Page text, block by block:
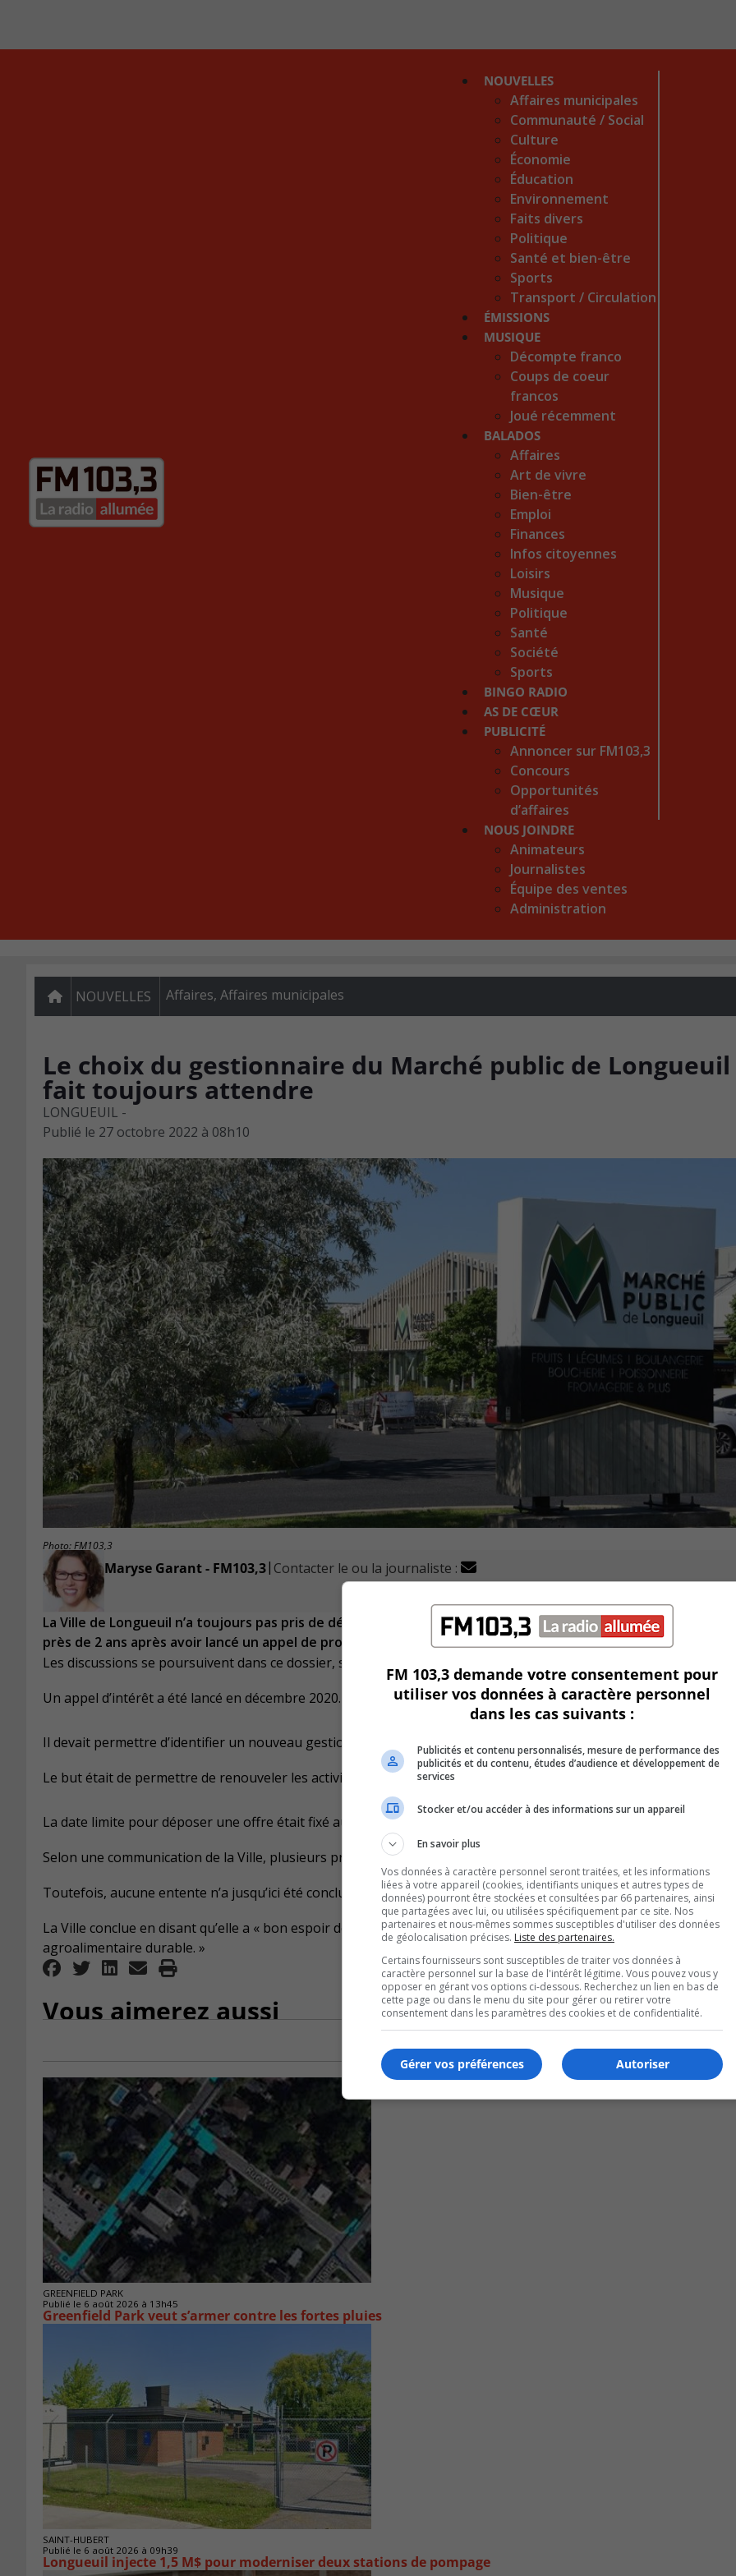
NOUVELLES
Affaires municipales
Communauté / Social
Culture
Économie
Éducation
Environnement
Faits divers
Politique
Santé et bien-être
Sports
Transport / Circulation
ÉMISSIONS
MUSIQUE
Décompte franco
Coups de coeur
francos
Joué récemment
BALADOS
Affaires
Art de vivre
Bien-être
Emploi
Finances
Infos citoyennes
Loisirs
Musique
Politique
Santé
Société
Sports
BINGO RADIO
AS DE CŒUR
PUBLICITÉ
Annoncer sur FM103,3
Concours
Opportunités
d’affaires
NOUS JOINDRE
Animateurs
Journalistes
Équipe des ventes
Administration
NOUVELLES Affaires, Affaires municipales
Le choix du gestionnaire du Marché public de Longueuil
fait toujours attendre
LONGUEUIL -
Publié le 27 octobre 2022 à 08h10
Photo: FM103,3
Maryse Garant - FM103,3| Contacter le ou la journaliste :
La Ville de Longueuil n’a toujours pas pris de décision en ce qui concerne le choix du gestionnaire du Marché
près de 2 ans après avoir lancé un appel de proposition.
Les discussions se poursuivent dans ce dossier, selon la Ville, qui assure la gestion du Marché depuis 2019.
Un appel d’intérêt a été lancé en décembre 2020.
Il devait permettre d’identifier un nouveau gestionnaire ou un acquéreur pour le Marché public.
Le but était de permettre de renouveler les activités agroalimentaires de l’endroit.
La date limite pour déposer une offre était fixé au 9 février 2021.
Selon une communication de la Ville, plusieurs propositions ont été reçues et analysées.
Toutefois, aucune entente n’a jusqu’ici été conclue et les pourparlers se poursuivent.
La Ville conclue en disant qu’elle a « bon espoir de trouver une solution pour que cet espace poursuive sa
agroalimentaire durable. »
Vous aimerez aussi
GREENFIELD PARK
Publié le 6 août 2026 à 13h45
Greenfield Park veut s’armer contre les fortes pluies
SAINT-HUBERT
Publié le 6 août 2026 à 09h39
Longueuil injecte 1,5 M$ pour moderniser deux stations de pompage
FM 103,3 demande votre consentement pour
utiliser vos données à caractère personnel
dans les cas suivants :
Publicités et contenu personnalisés, mesure de performance des
publicités et du contenu, études d’audience et développement de
services
Stocker et/ou accéder à des informations sur un appareil
En savoir plus
Vos données à caractère personnel seront traitées, et les informations
liées à votre appareil (cookies, identifiants uniques et autres types de
données) pourront être stockées et consultées par 66 partenaires, ainsi
que partagées avec lui, ou utilisées spécifiquement par ce site. Nos
partenaires et nous-mêmes sommes susceptibles d'utiliser des données
de géolocalisation précises. Liste des partenaires.
Certains fournisseurs sont susceptibles de traiter vos données à
caractère personnel sur la base de l'intérêt légitime. Vous pouvez vous y
opposer en gérant vos options ci-dessous. Recherchez un lien en bas de
cette page ou dans le menu du site pour gérer ou retirer votre
consentement dans les paramètres des cookies et de confidentialité.
Autoriser
Gérer vos préférences